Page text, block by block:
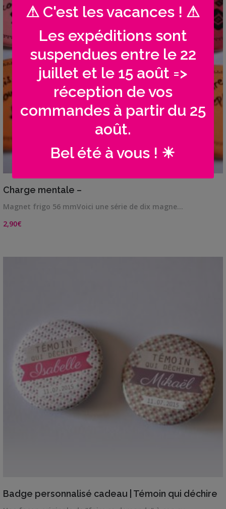
VIEW DETAILS
Charge mentale –
Magnet frigo 56 mmVoici une série de dix magne…
2,90€
Badge personnalisé cadeau | Témoin qui déchire
⚠ C'est les vacances ! ⚠
Les expéditions sont
suspendues entre le 22
juillet et le 15 août =>
réception de vos
commandes à partir du 25
août.
Bel été à vous ! ☀